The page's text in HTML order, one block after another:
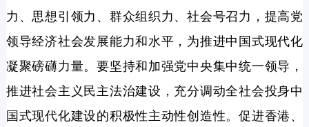
力、思想引领力、群众组织力、社会号召力，提高党
领导经济社会发展能力和水平，为推进中国式现代化
凝聚磅礴力量。要坚持和加强党中央集中统一领导，
推进社会主义民主法治建设，充分调动全社会投身中
国式现代化建设的积极性主动性创造性。促进香港、